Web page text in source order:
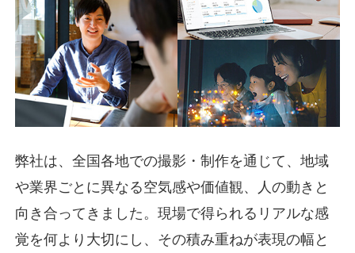
弊社は、全国各地での撮影・制作を通じて、地域
や業界ごとに異なる空気感や価値観、人の動きと
向き合ってきました。現場で得られるリアルな感
覚を何より大切にし、その積み重ねが表現の幅と